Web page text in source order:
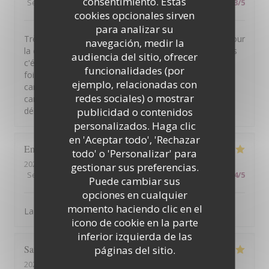
cookies opcionales sirven
para analizar su
navegación, medir la
audiencia del sitio, ofrecer
funcionalidades (por
ejemplo, relacionadas con
redes sociales) o mostrar
publicidad o contenidos
personalizados. Haga clic
en 'Aceptar todo', 'Rechazar
todo' o 'Personalizar' para
gestionar sus preferencias.
Puede cambiar sus
opciones en cualquier
momento haciendo clic en el
icono de cookie en la parte
inferior izquierda de las
páginas del sitio.
Servicio
Ambiente:5/5 Menú:3 /5 Calidad / Precio 3/5
Très belle vue. Personnel agréable. Service efficace. Pour
la cuisine cependant pas vraiment de fausse note mais
c'était pas extraordinaire pour le tarif annoncé. Entree:
foie gras, pain brioché bon. Mais pas généreux. Plat:
canard trop cuit, sauce au poivrons, trop puissante. Le
canard se fait discret. Dessert: mousse de cassis, bon,
délicat. Qualité/prix à revoir...
Emmanuel D
2026-08-07
- 19:30 - Invitados 2
Servicio
/5 Ambiente: 5/5 Menú: 5/5 Calidad / Precio 4/5
La bonne cuisine et l'ambiance décontractée
Sarah
2026-08-06